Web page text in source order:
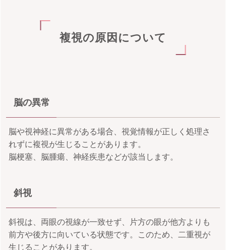
複視の原因について
脳の異常
脳や視神経に異常がある場合、視覚情報が正しく処理さ
れずに複視が生じることがあります。
脳梗塞、脳腫瘍、神経疾患などが該当します。
斜視
斜視は、両眼の視線が一致せず、片方の眼が他方よりも
前方や後方に向いている状態です。このため、二重視が
生じることがあります。